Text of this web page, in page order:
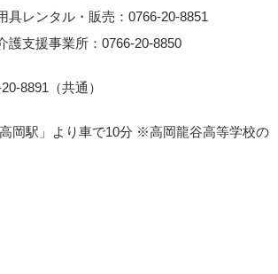
具レンタル・販売：0766-20-8851
護支援事業所：0766-20-8850
8891（共通）
岡駅」より⾞で10分 ※⾼岡⿓⾕⾼等学校の